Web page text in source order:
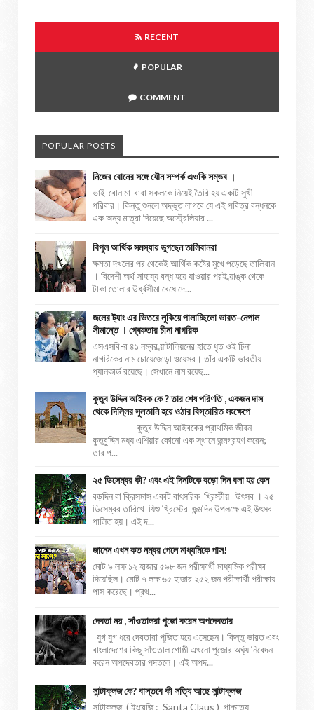
RECENT
POPULAR
COMMENT
POPULAR POSTS
নিজের বোনের সঙ্গে যৌন সম্পর্ক এওকি সম্ভব ।
ভাই-বোন মা-বাবা সকলকে নিয়েই তৈরি হয় একটি সুখী
পরিবার। কিন্তু শুনলে অদ্ভুত লাগবে যে এই পবিত্র বন্ধনকে
এক অন্য মাত্রা দিয়েছে অস্ট্রেলিয়ার ...
বিপুল আর্থিক সমস্যায় ভুগছেন তালিবানরা
ক্ষমতা দখলের পর থেকেই আর্থিক কষ্টের মুখে পড়েছে তালিবান
। বিদেশী অর্থ সাহায্য বন্ধ হয়ে যাওয়ার পরই ব্য়াঙ্ক থেকে
টাকা তোলার উর্ধ্বসীমা বেধে দে...
জলের ট্যাং এর ভিতরে লুকিয়ে পালাচ্ছিলো ভারত-নেপাল
সীমান্তে । গ্ৰেফতার চীনা নাগরিক
এসএসবি-র ৪১ নম্বর ব্য়াটালিয়নের হাতে ধৃত ওই চিনা
নাগরিকের নাম চোয়েজোড়া ওয়েসর। তাঁর একটি ভারতীয়
প্যানকার্ড রয়েছে। সেখানে নাম রয়েছ...
কুতুব উদ্দিন আইবক কে ? তার শেষ পরিণতি , একজন দাস
থেকে দিল্লির সুলতানি হয়ে ওঠার বিস্তারিত সংক্ষেপে
কুতুব উদ্দিন আইবকের প্রাথমিক জীবন
কুতুবুদ্দিন মধ্য এশিয়ার কোনো এক স্থানে জন্মগ্রহণ করেন;
তার প...
২৫ ডিসেম্বর কী? এবং এই দিনটিকে বড়ো দিন বলা হয় কেন
বড়দিন বা ক্রিসমাস একটি বাৎসরিক খ্রিস্টীয় উৎসব । ২৫
ডিসেম্বর তারিখে যিশু খ্রিস্টের জন্মদিন উপলক্ষে এই উৎসব
পালিত হয়। এই দ...
জানেন এখন কত নম্বর পেলে মাধ্যমিকে পাস!
মোট ৯ লক্ষ ১২ হাজার ৫৯৮ জন পরীক্ষার্থী মাধ্যমিক পরীক্ষা
দিয়েছিল। মোট ৭ লক্ষ ৬৫ হাজার ২৫২ জন পরীক্ষার্থী পরীক্ষায়
পাস করেছে। প্রথ...
দেবতা নয় , সাঁওতালরা পুজো করেন অপদেবতার
যুগ যুগ ধরে দেবতারা পূজিত হয়ে এসেছেন। কিন্তু ভারত এবং
বাংলাদেশের কিছু সাঁওতাল গোষ্ঠী এখনো পুজোর অর্ঘ্য নিবেদন
করেন অপদেবতার পদতলে। এই অপদ...
সান্টাক্লজ কে? বাস্তবে কী সত্যি আছে সান্টাক্লজ
সান্টাক্লজ ( ইংরেজি : Santa Claus ) পাশ্চাত্য